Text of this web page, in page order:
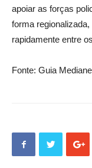
apoiar as forças
forma
rapidamente entre
Fonte: Guia